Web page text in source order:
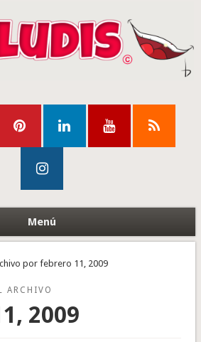
Menú
por febrero 11, 2009
ARCHIVO
2009